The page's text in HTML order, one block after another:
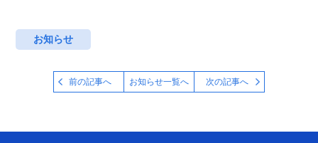
お知らせ
前の記事へ お知らせ一覧へ 次の記事へ